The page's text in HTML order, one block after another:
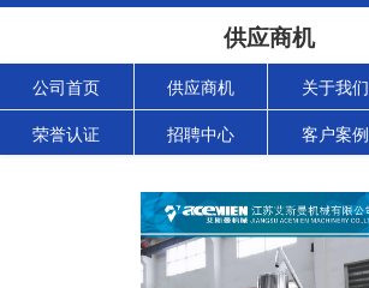
供应商机
公司首页 供应商机 关于我们
荣誉认证 招聘中心 客户案例